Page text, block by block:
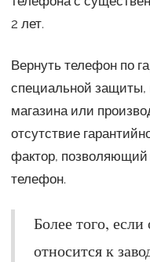
2 лет.
Вернуть телефон по
специальной защиты,
магазина или
отсутствие
фактор, позволяющий
телефон.
Более того,
относится к